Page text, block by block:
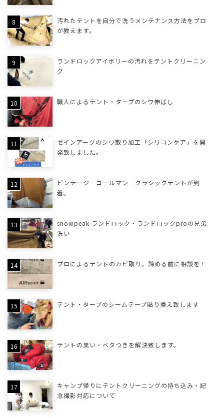
汚れたテントを自分で洗うメンテナンス方法をプロ
が教えます。
ランドロックアイボリーの汚れをテントクリーニン
グ
職人によるテント・タープのシワ伸ばし
ゼインアーツのシワ取り加工「シリコンケア」を開
発致しました。
ビンテージ コールマン クラシックテントが到
着。
snowpeak ランドロック・ランドロックproの兄弟
洗い
プロによるテントのカビ取り。諦める前に相談を！
テント・タープのシームテープ貼り換え致します
テントの臭い・ベタつきを解決致します。
キャンプ帰りにテントクリーニングの持ち込み・記
念撮影対応について